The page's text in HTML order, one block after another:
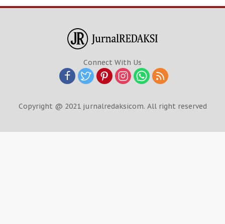
Connect With Us
Copyright @ 2021 jurnalredaksicom. All right reserved